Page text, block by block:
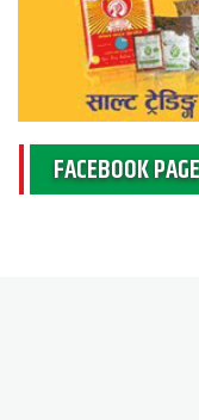
FACEBOOK PAGE